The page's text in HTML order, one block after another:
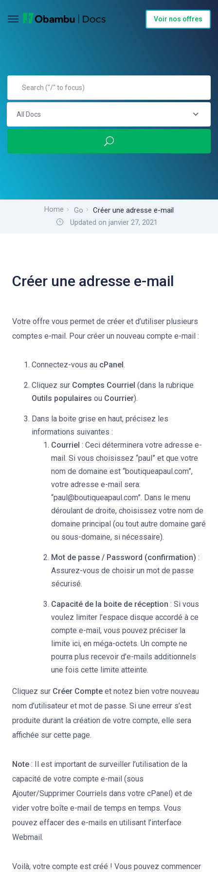
Voir nos offres
All Docs
Home Go
Créer une adresse e-mail
Updated on janvier 27, 2021
Créer une adresse e-mail
Votre offre vous permet de créer et d’utiliser plusieurs
comptes e-mail. Pour créer un nouveau compte e-mail :
Connectez-vous au cPanel.
Cliquez sur Comptes Courriel (dans la rubrique
Outils populaires ou Courrier).
Dans la boite grise en haut, précisez les
informations suivantes :
Courriel : Ceci déterminera votre adresse e-
mail. Si vous choisissez “paul” et que votre
nom de domaine est “boutiqueapaul.com”,
votre adresse e-mail sera:
“paul@boutiqueapaul.com”. Dans le menu
déroulant de droite, choisissez votre nom de
domaine principal (ou tout autre domaine garé
ou sous-domaine, si nécessaire).
Mot de passe / Password (confirmation) :
Assurez-vous de choisir un mot de passe
sécurisé.
Capacité de la boite de réception : Si vous
voulez limiter l’espace disque accordé à ce
compte e-mail, vous pouvez préciser la
limite ici, en méga-octets. Un compte ne
pourra plus recevoir d’e-mails additionnels
une fois cette limite atteinte.
Cliquez sur Créer Compte et notez bien votre nouveau
nom d’utilisateur et mot de passe. Si une erreur s’est
produite durant la création de votre compte, elle sera
affichée sur cette page.
Note : Il est important de surveiller l’utilisation de la
capacité de votre compte e-mail (sous
Ajouter/Supprimer Courriels dans votre cPanel) et de
vider votre boîte e-mail de temps en temps. Vous
pouvez effacer des e-mails en utilisant l’interface
Webmail.
Voilà, votre compte est créé ! Vous pouvez commencer